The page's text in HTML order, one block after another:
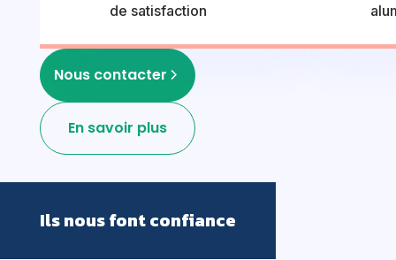
de satisfaction
Nous contacter
En savoir plus
Ils nous font confiance